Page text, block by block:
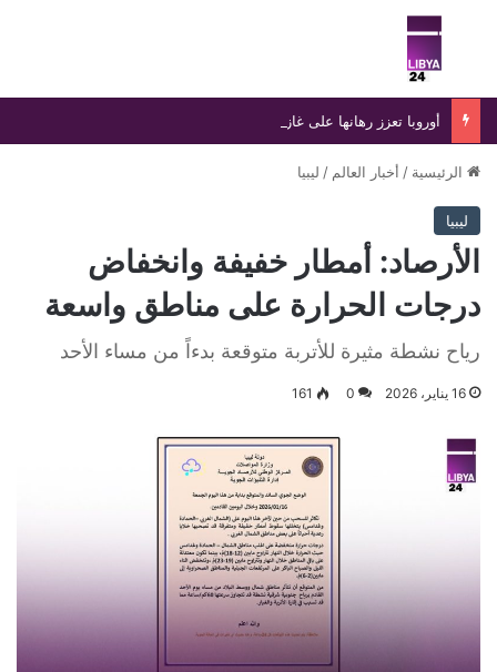
بحث عن
الرئيسية / أخبار العالم / ليبيا
ليبيا
الأرصاد: أمطار خفيفة وانخفاض
درجات الحرارة على مناطق واسعة
رياح نشطة مثيرة للأتربة متوقعة بدءاً من مساء الأحد
16 يناير، 2026 0
161